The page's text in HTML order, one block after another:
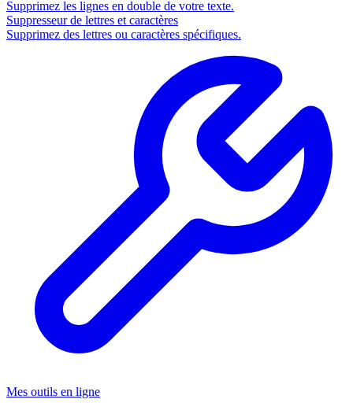
Supprimez les lignes en double de votre texte.
Suppresseur de lettres et caractères
Supprimez des lettres ou caractères spécifiques.
Mes outils en ligne